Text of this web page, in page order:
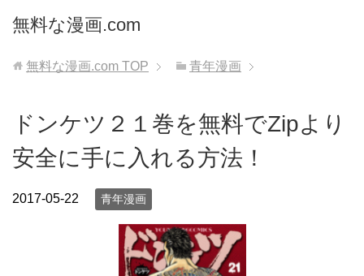
無料な漫画.com
無料な漫画.com TOP 青年漫画
ドンケツ２１巻を無料でZipより
安全に手に入れる方法！
2017-05-22 青年漫画